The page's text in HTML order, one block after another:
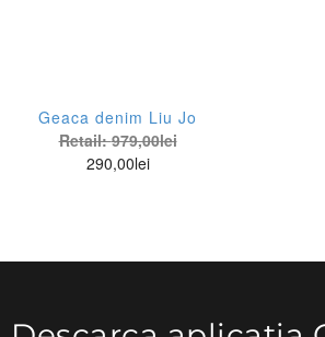
Geaca denim Liu Jo
Retail:979,00lei
290,00lei